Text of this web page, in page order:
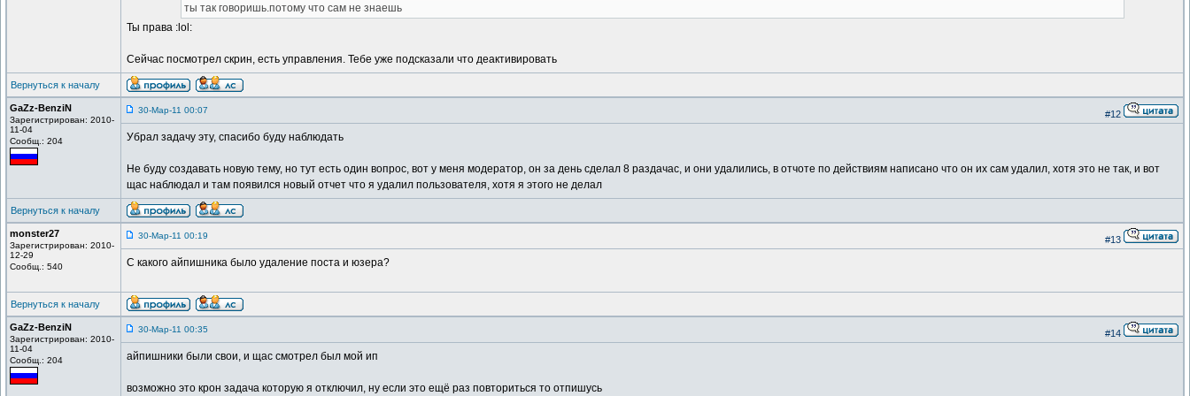
ты так говоришь.потому что сам не знаешь
Ты права :lol:
Сейчас посмотрел скрин, есть управления. Тебе уже подсказали что деактивировать
Вернуться к началу
GaZz-BenziN
Зарегистрирован: 2010-
11-04
Сообщ.: 204
30-Мар-11 00:07 #12
Убрал задачу эту, спасибо буду наблюдать
Не буду создавать новую тему, но тут есть один вопрос, вот у меня модератор, он за день сделал 8 раздачас, и они удалились, в отчоте по действиям написано что он их сам удалил, хотя это не так, и вот
щас наблюдал и там появился новый отчет что я удалил пользователя, хотя я этого не делал
Вернуться к началу
monster27
Зарегистрирован: 2010-
12-29
Сообщ.: 540
30-Мар-11 00:19 #13
С какого айпишника было удаление поста и юзера?
Вернуться к началу
GaZz-BenziN
Зарегистрирован: 2010-
11-04
Сообщ.: 204
30-Мар-11 00:35 #14
айпишники были свои, и щас смотрел был мой ип
возможно это крон задача которую я отключил, ну если это ещё раз повториться то отпишусь